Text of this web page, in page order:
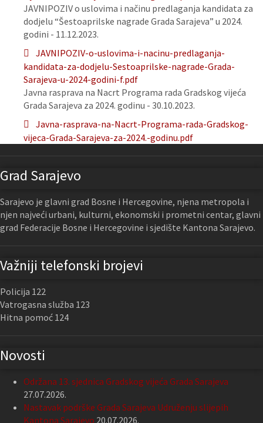
JAVNIPOZIV o uslovima i načinu predlaganja kandidata za
dodjelu “Šestoaprilske nagrade Grada Sarajeva” u 2024.
godini - 11.12.2023.
JAVNIPOZIV-o-uslovima-i-nacinu-predlaganja-
kandidata-za-dodjelu-Sestoaprilske-nagrade-Grada-
Sarajeva-u-2024-godini-f.pdf
Javna rasprava na Nacrt Programa rada Gradskog vijeća
Grada Sarajeva za 2024. godinu - 30.10.2023.
Javna-rasprava-na-Nacrt-Programa-rada-Gradskog-
vijeca-Grada-Sarajeva-za-2024.-godinu.pdf
Grad Sarajevo
Sarajevo je glavni grad Bosne i Hercegovine, njena metropola i
njen najveći urbani, kulturni, ekonomski i prometni centar, glavni
grad Federacije Bosne i Hercegovine i sjedište Kantona Sarajevo.
Važniji telefonski brojevi
Policija 122
Vatrogasna služba 123
Hitna pomoć 124
Novosti
Održana 13. sjednica Gradskog vijeća Grada Sarajeva
27.07.2026.
Nastavak podrške Grada Sarajeva Udruženju slijepih
Kantona Sarajevo 20.07.2026.